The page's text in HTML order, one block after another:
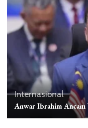
Internasional
Anwar Ibrahim Ancam